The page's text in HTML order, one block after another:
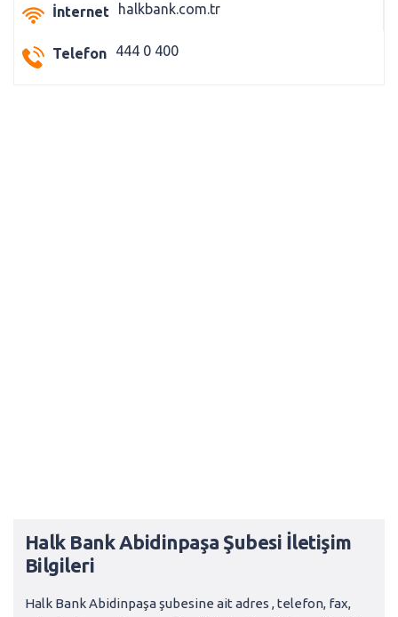
İnternet halkbank.com.tr
Telefon 444 0 400
Halk Bank Abidinpaşa Şubesi İletişim
Bilgileri
Halk Bank Abidinpaşa şubesine ait adres , telefon, fax,